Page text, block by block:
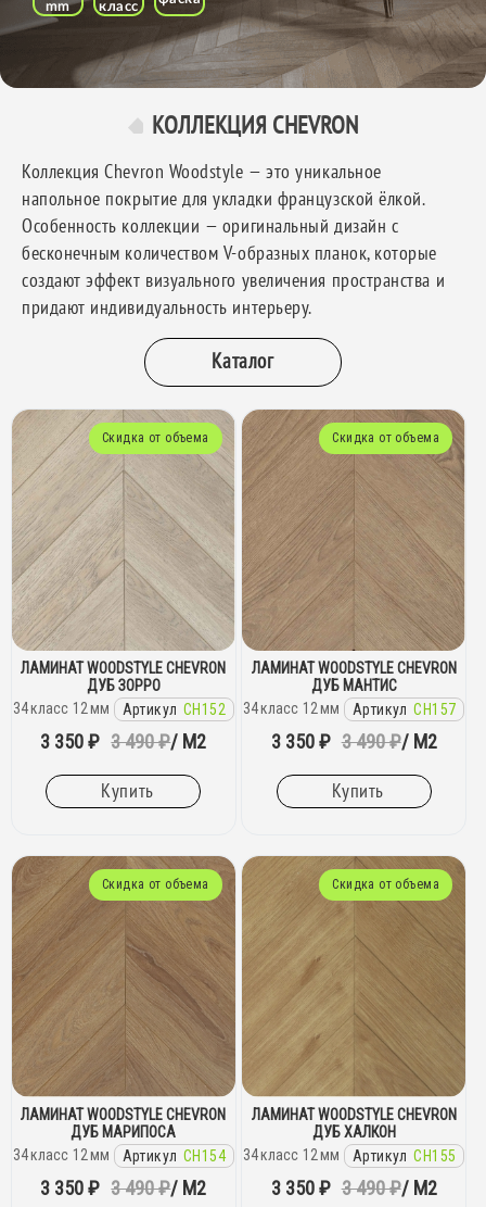
mm класс
КОЛЛЕКЦИЯ CHEVRON
Коллекция Chevron Woodstyle — это уникальное
напольное покрытие для укладки французской ёлкой.
Особенность коллекции — оригинальный дизайн с
бесконечным количеством V-образных планок, которые
создают эффект визуального увеличения пространства и
придают индивидуальность интерьеру.
Каталог
Скидка от объема
ЛАМИНАТ WOODSTYLE CHEVRON
ДУБ ЗОРРО
Артикул CH152
класс
34 мм
12
3 350 ₽ 3 490 ₽/ М2
Купить
Скидка от объема
ЛАМИНАТ WOODSTYLE CHEVRON
ДУБ МАНТИС
Артикул CH157
класс
34 мм
12
3 350 ₽ 3 490 ₽/ М2
Купить
Скидка от объема
ЛАМИНАТ WOODSTYLE CHEVRON
ДУБ МАРИПОСА
Артикул CH154
класс
34 мм
12
3 350 ₽ 3 490 ₽/ М2
Скидка от объема
ЛАМИНАТ WOODSTYLE CHEVRON
ДУБ ХАЛКОН
Артикул CH155
класс
34 мм
12
3 350 ₽ 3 490 ₽/ М2